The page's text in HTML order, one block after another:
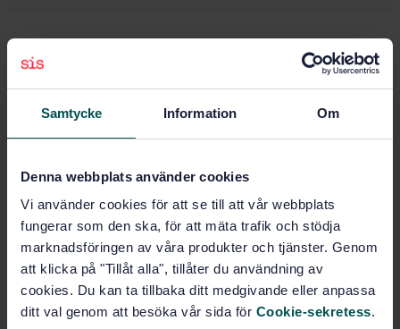
Samtycke Information Om
Denna webbplats använder cookies
Vi använder cookies för att se till att vår webbplats
fungerar som den ska, för att mäta trafik och stödja
marknadsföringen av våra produkter och tjänster. Genom
att klicka på "Tillåt alla", tillåter du användning av
cookies. Du kan ta tillbaka ditt medgivande eller anpassa
ditt val genom att besöka vår sida för Cookie-sekretess.
Ämnesområden
STANDARD
SVENSK STANDARD · SS-EN 14272:2012
Plywood - Beräkningsmetod för mekaniska
egenskaper
Prenumerera på standarden - Läs mer